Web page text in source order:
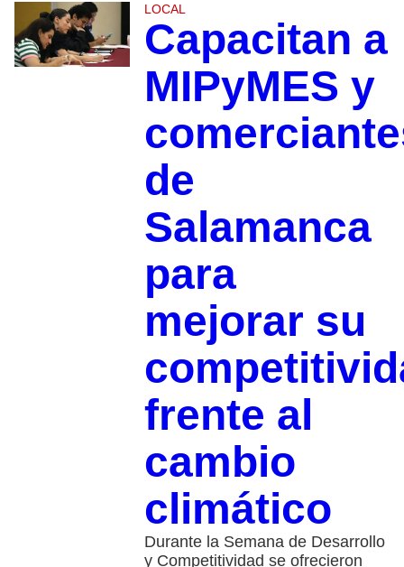
LOCAL
Capacitan a
MIPyMES y
de
Salamanca
para
mejorar su
frente al
cambio
climático
Durante la Semana de Desarrollo
y Competitividad se ofrecieron